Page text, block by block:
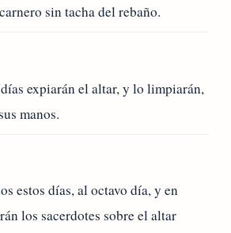
sin tacha del rebaño.
expiarán el altar, y lo limpiarán,
manos.
estos días, al octavo día, y en
los sacerdotes sobre el altar